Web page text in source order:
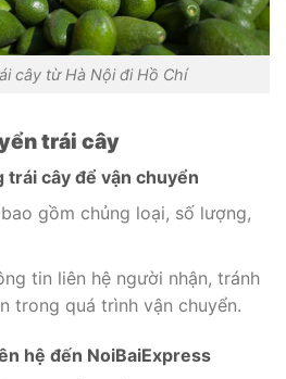
cây từ Hà Nội đi Hồ Chí
trái cây
trái cây để vận chuyển
gồm chủng loại, số lượng,
tin liên hệ người nhận, tránh
trong quá trình vận chuyển.
hệ đến NoiBaiExpress